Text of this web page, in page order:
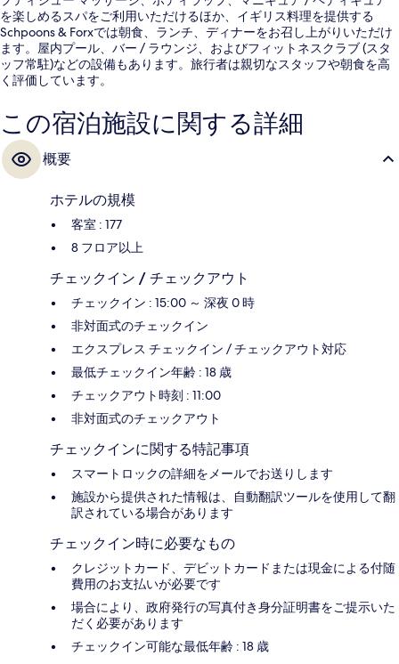
を楽しめるスパをご利用いただけるほか、イギリス料理を提供する
Schpoons & Forxでは朝食、ランチ、ディナーをお召し上がりいただけ
ます。屋内プール、バー / ラウンジ、およびフィットネスクラブ (スタ
ッフ常駐)などの設備もあります。旅行者は親切なスタッフや朝食を高
く評価しています。
この宿泊施設に関する詳細
概要
ホテルの規模
客室 : 177
8 フロア以上
チェックイン / チェックアウト
チェックイン : 15:00 ～ 深夜 0 時
非対面式のチェックイン
エクスプレス チェックイン / チェックアウト対応
最低チェックイン年齢 : 18 歳
チェックアウト時刻 : 11:00
非対面式のチェックアウト
チェックインに関する特記事項
スマートロックの詳細をメールでお送りします
施設から提供された情報は、自動翻訳ツールを使用して翻
訳されている場合があります
チェックイン時に必要なもの
クレジットカード、デビットカードまたは現金による付随
費用のお支払いが必要です
場合により、政府発行の写真付き身分証明書をご提示いた
だく必要があります
チェックイン可能な最低年齢 : 18 歳